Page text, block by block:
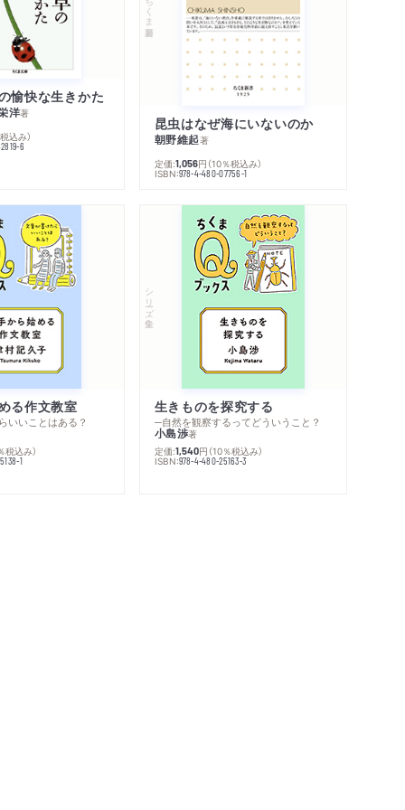
愉快な生きかた
洋著
込み）
6
昆虫はなぜ海にいないのか
朝野維起著
定価:1,056円 （10％税込み）
ISBN:978-4-480-07756-1
る作文教室
いいことはある？
税込み）
1
シリーズ・全集
生きものを探究する
─自然を観察するってどういうこと？
小島渉著
定価:1,540円 （10％税込み）
ISBN:978-4-480-25163-3